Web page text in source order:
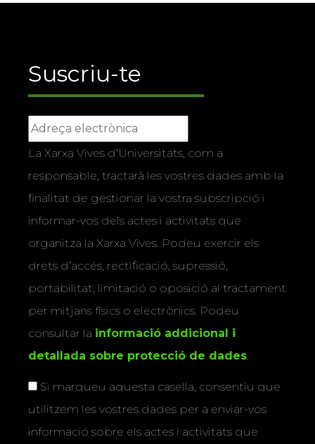
Suscriu-te
La Xarxa Vives d’Universitats, com a
responsable, tractarà les vostres dades amb la
finalitat de gestionar la vostra subscripció i
informar-vos dels actes i activitats que
organitza la Xarxa Vives. Podeu exercir els
drets d’accés, rectificació, supressió,
portabilitat, limitació o oposició al tractament
per mitjans físics o electrònics. Podeu
consultar la informació addicional i
detallada sobre protecció de dades.
Si marqueu aquesta casella, consentiu que
utilitzem les vostres dades per a enviar-vos
informació sobre els actes i activitats que